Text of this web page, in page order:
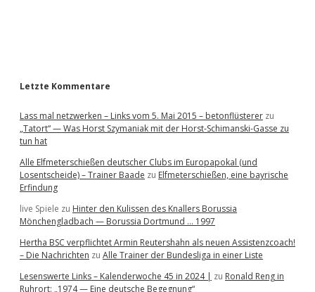
Letzte Kommentare
Lass mal netzwerken – Links vom 5. Mai 2015 – betonflüsterer zu
„Tatort“ — Was Horst Szymaniak mit der Horst-Schimanski-Gasse zu
tun hat
Alle Elfmeterschießen deutscher Clubs im Europapokal (und
Losentscheide) – Trainer Baade zu Elfmeterschießen, eine bayrische
Erfindung
live Spiele zu Hinter den Kulissen des Knallers Borussia
Mönchengladbach — Borussia Dortmund … 1997
Hertha BSC verpflichtet Armin Reutershahn als neuen Assistenzcoach!
– Die Nachrichten zu Alle Trainer der Bundesliga in einer Liste
Lesenswerte Links – Kalenderwoche 45 in 2024 | zu Ronald Reng in
Ruhrort: „1974 — Eine deutsche Begegnung“